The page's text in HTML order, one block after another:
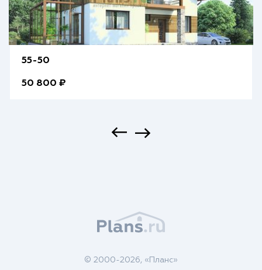
55-50
50 800 ₽
© 2000-2026, «Планс»